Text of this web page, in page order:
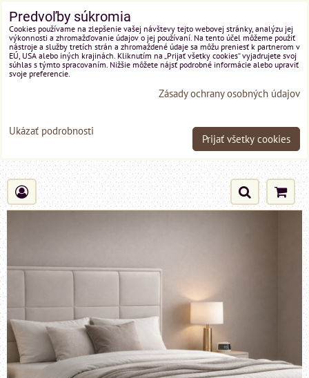
Predvoľby súkromia
Cookies používame na zlepšenie vašej návštevy tejto webovej stránky, analýzu jej
výkonnosti a zhromažďovanie údajov o jej používaní. Na tento účel môžeme použiť
nástroje a služby tretích strán a zhromaždené údaje sa môžu preniesť k partnerom v
EÚ, USA alebo iných krajinách. Kliknutím na „Prijať všetky cookies“ vyjadrujete svoj
súhlas s týmto spracovaním. Nižšie môžete nájsť podrobné informácie alebo upraviť
svoje preferencie.
Zásady ochrany osobných údajov
Ukázať podrobnosti
Prijať všetky cookies